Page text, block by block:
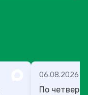
06.08.2026
По